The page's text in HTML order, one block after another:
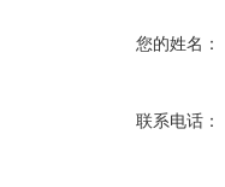
您的姓名：
联系电话：